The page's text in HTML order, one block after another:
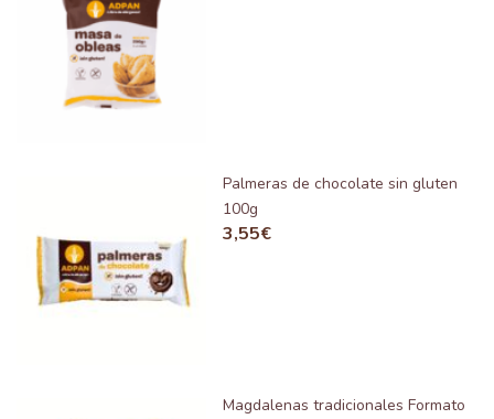
Palmeras de chocolate sin gluten
100g
3,55€
Magdalenas tradicionales Formato